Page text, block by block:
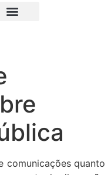
comunicações quanto